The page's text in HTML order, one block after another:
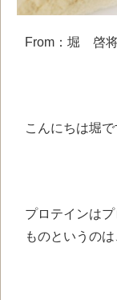
From：堀 啓
こんにちは堀で
プロテインは
ものというのは